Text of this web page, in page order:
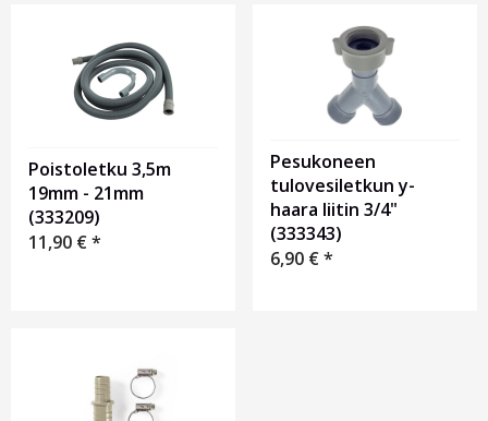
Poistoletku 3,5m
19mm - 21mm
(333209)
11,90 €*
Pesukoneen
tulovesiletkun y-
haara liitin 3/4"
(333343)
6,90 €*